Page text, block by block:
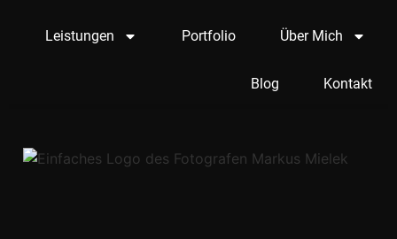
Leistungen Portfolio Über Mich
Blog Kontakt